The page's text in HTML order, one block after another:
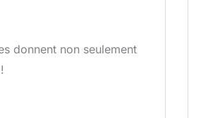
donnent non seulement